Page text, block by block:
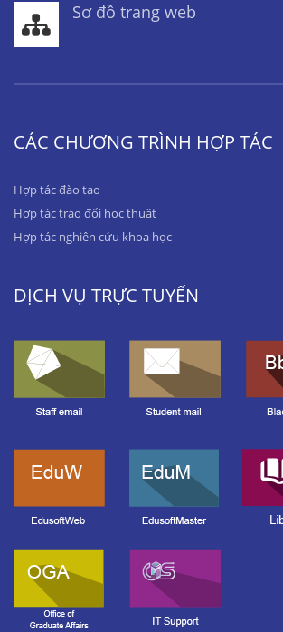
Sơ đồ trang web
CÁC CHƯƠNG TRÌNH HỢP TÁC
Hợp tác đào tạo
Hợp tác trao đổi học thuật
Hợp tác nghiên cứu khoa học
DỊCH VỤ TRỰC TUYẾN